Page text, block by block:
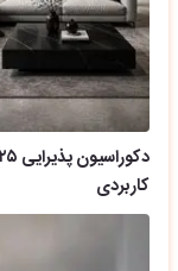
کاربردی